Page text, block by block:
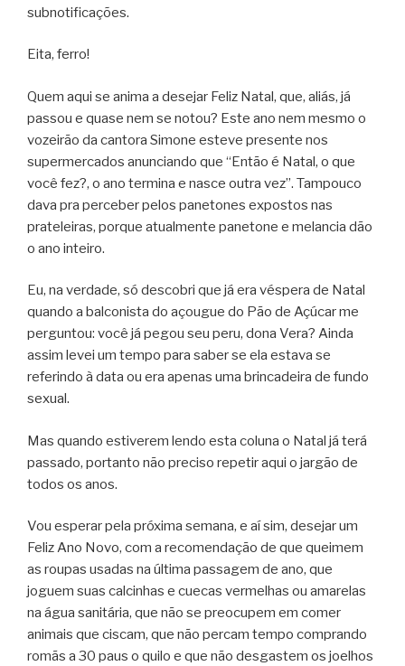
subnotificações.
Eita, ferro!
Quem aqui se anima a desejar Feliz Natal, que, aliás, já
passou e quase nem se notou? Este ano nem mesmo o
vozeirão da cantora Simone esteve presente nos
supermercados anunciando que “Então é Natal, o que
você fez?, o ano termina e nasce outra vez”. Tampouco
dava pra perceber pelos panetones expostos nas
prateleiras, porque atualmente panetone e melancia dão
o ano inteiro.
Eu, na verdade, só descobri que já era véspera de Natal
quando a balconista do açougue do Pão de Açúcar me
perguntou: você já pegou seu peru, dona Vera? Ainda
assim levei um tempo para saber se ela estava se
referindo à data ou era apenas uma brincadeira de fundo
sexual.
Mas quando estiverem lendo esta coluna o Natal já terá
passado, portanto não preciso repetir aqui o jargão de
todos os anos.
Vou esperar pela próxima semana, e aí sim, desejar um
Feliz Ano Novo, com a recomendação de que queimem
as roupas usadas na última passagem de ano, que
joguem suas calcinhas e cuecas vermelhas ou amarelas
na água sanitária, que não se preocupem em comer
animais que ciscam, que não percam tempo comprando
romãs a 30 paus o quilo e que não desgastem os joelhos